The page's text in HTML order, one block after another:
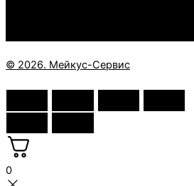
© 2026. Мейкус-Сервис
0